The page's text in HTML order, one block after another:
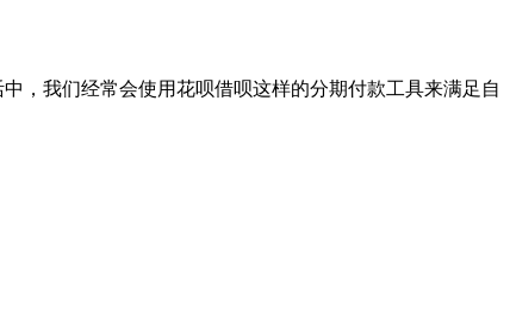
，我们经常会使用花呗借呗这样的分期付款工具来满足自